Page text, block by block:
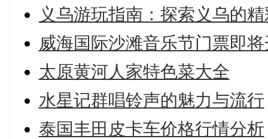
义乌游玩指南：探索义乌的
威海国际沙滩音乐节门票即
太原黄河人家特色菜大全
水星记群唱铃声的魅力与流行
泰国丰田皮卡车价格行情分析